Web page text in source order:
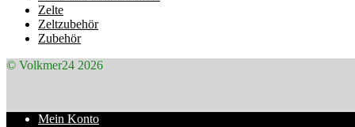
Zelte
Zeltzubehör
Zubehör
© Volkmer24 2026
Mein Konto